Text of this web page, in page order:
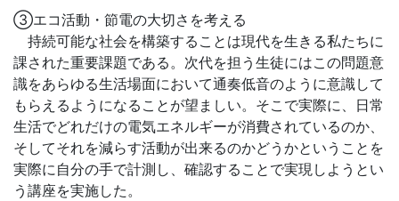
③エコ活動・節電の大切さを考える
持続可能な社会を構築することは現代を生きる私たちに
課された重要課題である。次代を担う生徒にはこの問題意
識をあらゆる生活場面において通奏低音のように意識して
もらえるようになることが望ましい。そこで実際に、日常
生活でどれだけの電気エネルギーが消費されているのか、
そしてそれを減らす活動が出来るのかどうかということを
実際に自分の手で計測し、確認することで実現しようとい
う講座を実施した。